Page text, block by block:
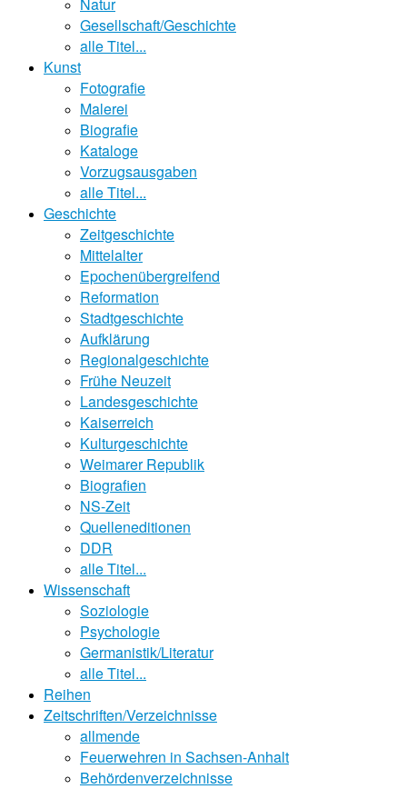
Gesellschaft/Geschichte
alle Titel...
Kunst
Fotografie
Malerei
Biografie
Kataloge
Vorzugsausgaben
alle Titel...
Geschichte
Zeitgeschichte
Mittelalter
Epochenübergreifend
Reformation
Stadtgeschichte
Aufklärung
Regionalgeschichte
Frühe Neuzeit
Landesgeschichte
Kaiserreich
Kulturgeschichte
Weimarer Republik
Biografien
NS-Zeit
Quelleneditionen
DDR
alle Titel...
Wissenschaft
Soziologie
Psychologie
Germanistik/Literatur
alle Titel...
Reihen
Zeitschriften/Verzeichnisse
allmende
Feuerwehren in Sachsen-Anhalt
Behördenverzeichnisse